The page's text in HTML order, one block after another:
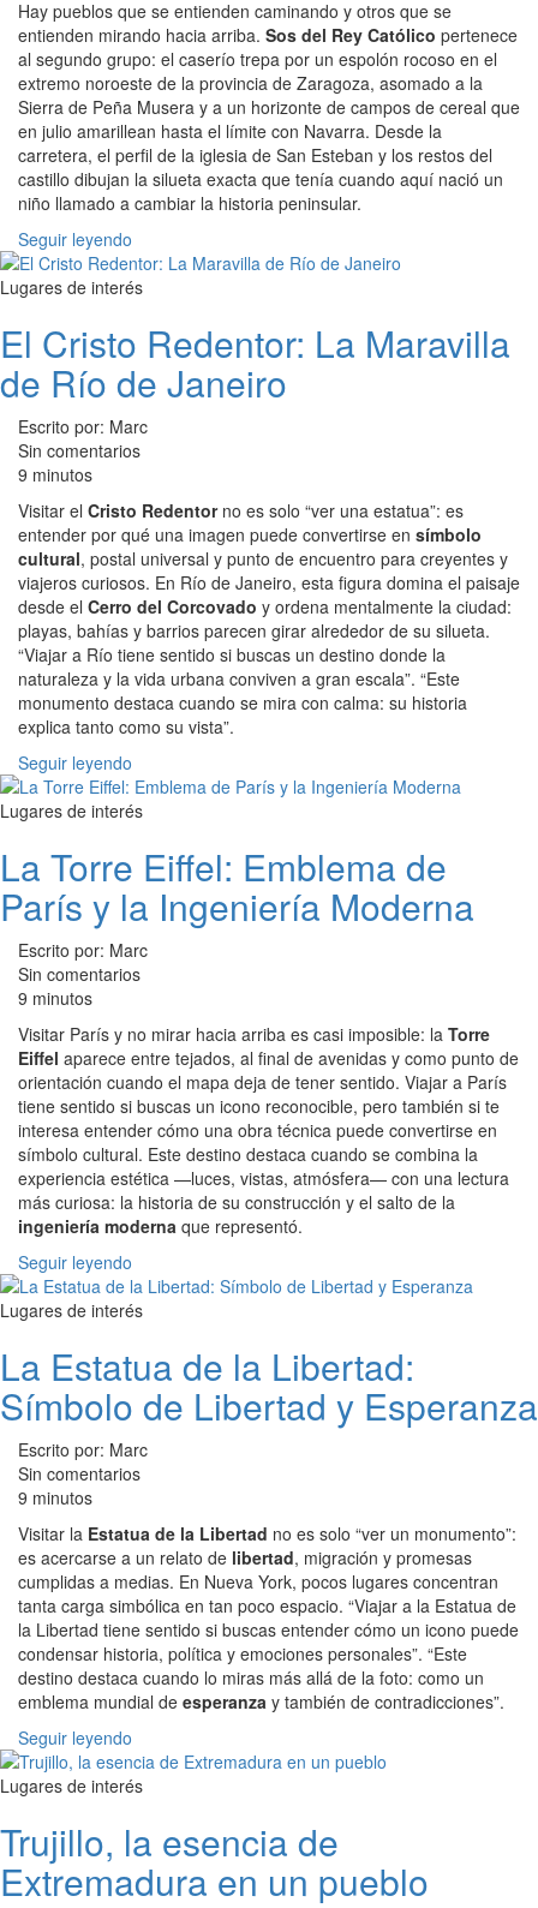
Hay pueblos que se entienden caminando y otros que se
entienden mirando hacia arriba. Sos del Rey Católico pertenece
al segundo grupo: el caserío trepa por un espolón rocoso en el
extremo noroeste de la provincia de Zaragoza, asomado a la
Sierra de Peña Musera y a un horizonte de campos de cereal que
en julio amarillean hasta el límite con Navarra. Desde la
carretera, el perfil de la iglesia de San Esteban y los restos del
castillo dibujan la silueta exacta que tenía cuando aquí nació un
niño llamado a cambiar la historia peninsular.
Seguir leyendo
Lugares de interés
El Cristo Redentor: La Maravilla
de Río de Janeiro
Escrito por: Marc
Sin comentarios
9 minutos
Visitar el Cristo Redentorno es solo “ver una estatua”: es
entender por qué una imagen puede convertirse en símbolo
cultural, postal universal y punto de encuentro para creyentes y
viajeros curiosos. En Río de Janeiro, esta figura domina el paisaje
desde el Cerro del Corcovado y ordena mentalmente la ciudad:
playas, bahías y barrios parecen girar alrededor de su silueta.
“Viajar a Río tiene sentido si buscas un destino donde la
naturaleza y la vida urbana conviven a gran escala”. “Este
monumento destaca cuando se mira con calma: su historia
explica tanto como su vista”.
Seguir leyendo
Lugares de interés
La Torre Eiffel: Emblema de
París y la Ingeniería Moderna
Escrito por: Marc
Sin comentarios
9 minutos
Visitar París y no mirar hacia arriba es casi imposible: la Torre
Eiffel aparece entre tejados, al final de avenidas y como punto de
orientación cuando el mapa deja de tener sentido. Viajar a París
tiene sentido si buscas un icono reconocible, pero también si te
interesa entender cómo una obra técnica puede convertirse en
símbolo cultural. Este destino destaca cuando se combina la
experiencia estética —luces, vistas, atmósfera— con una lectura
más curiosa: la historia de su construcción y el salto de la
ingeniería moderna que representó.
Seguir leyendo
Lugares de interés
La Estatua de la Libertad:
Símbolo de Libertad y Esperanza
Escrito por: Marc
Sin comentarios
9 minutos
Visitar la Estatua de la Libertad no es solo “ver un monumento”:
es acercarse a un relato de libertad, migración y promesas
cumplidas a medias. En Nueva York, pocos lugares concentran
tanta carga simbólica en tan poco espacio. “Viajar a la Estatua de
la Libertad tiene sentido si buscas entender cómo un icono puede
condensar historia, política y emociones personales”. “Este
destino destaca cuando lo miras más allá de la foto: como un
emblema mundial de esperanza y también de contradicciones”.
Seguir leyendo
Lugares de interés
Trujillo, la esencia de
Extremadura en un pueblo